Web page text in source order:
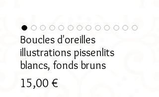
Boucles d'oreilles
illustrations pissenlits
blancs, fonds bruns
15,00 €